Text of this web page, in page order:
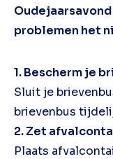
problemen het
1. Bescherm je
Sluit je
brievenbus
2. Zet
Plaats